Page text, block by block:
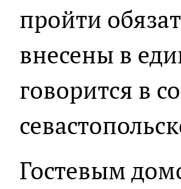
пройти
внесены в
говорится в
Гостевым